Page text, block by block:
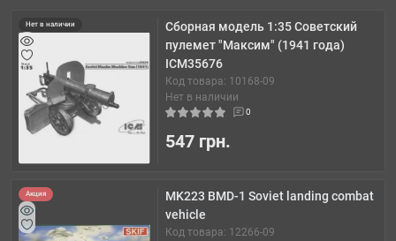
Нет в наличии
Сборная модель 1:35 Советский
пулемет "Максим" (1941 года)
ICM35676
Код товара: 10168-09
Нет в наличии
0
547 грн.
Акция
MK223 BMD-1 Soviet landing combat
vehicle
Код товара: 12266-09